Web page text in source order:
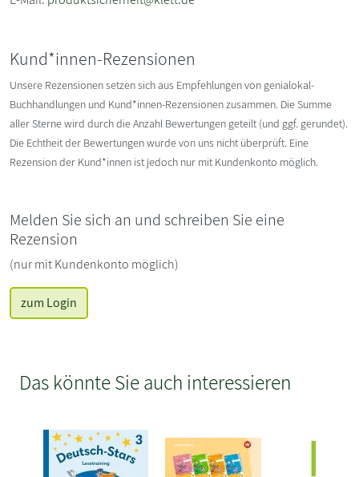
Kund*innen-Rezensionen
Unsere Rezensionen setzen sich aus Empfehlungen von genialokal-
Buchhandlungen und Kund*innen-Rezensionen zusammen. Die Summe
aller Sterne wird durch die Anzahl Bewertungen geteilt (und ggf. gerundet).
Die Echtheit der Bewertungen wurde von uns nicht überprüft. Eine
Rezension der Kund*innen ist jedoch nur mit Kundenkonto möglich.
Melden Sie sich an und schreiben Sie eine
Rezension
(nur mit Kundenkonto möglich)
zum Login
Das könnte Sie auch interessieren